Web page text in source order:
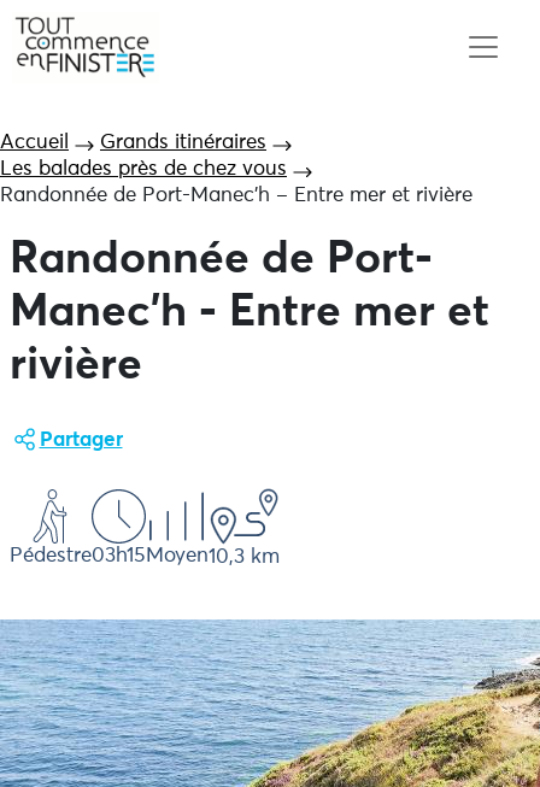
Accueil
Grands itinéraires
Les balades près de chez vous
Randonnée de Port-Manec’h – Entre mer et rivière
Randonnée de Port-
Manec'h - Entre mer et
rivière
Partager
Pédestre03h15 Moyen10,3 km